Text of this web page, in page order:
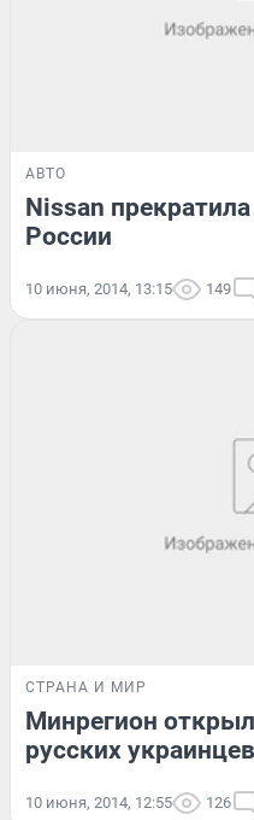
АВТО
Nissan
России
10 июня, 2014, 13:15 149
СТРАНА И МИР
Минрегион
русских украинцев
10 июня, 2014, 12:55 126